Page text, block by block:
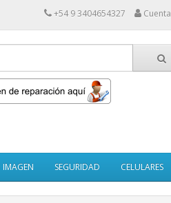
+54 9 3404654327 Cuenta
IMAGEN SEGURIDAD CELULARES